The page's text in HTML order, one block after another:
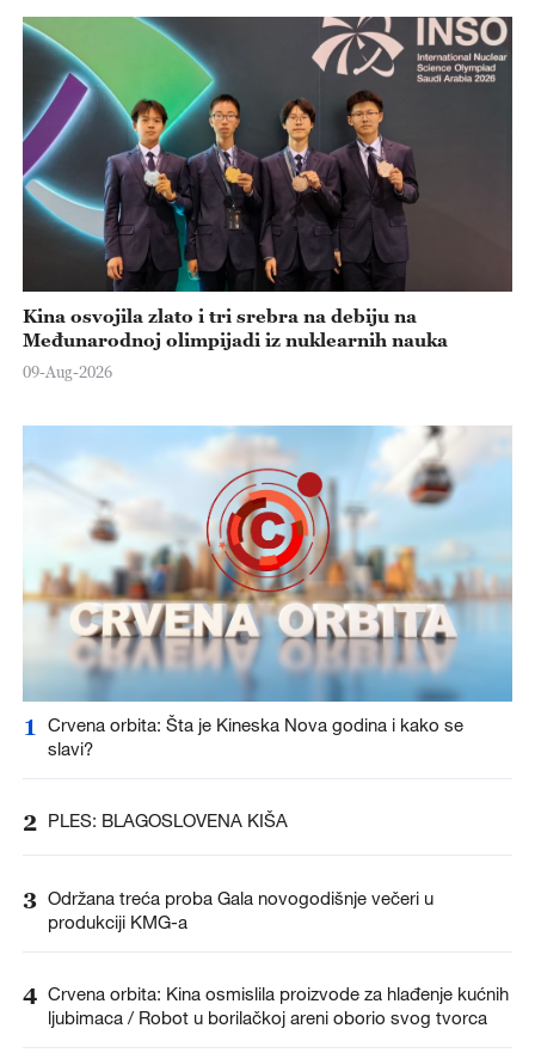
Kina osvojila zlato i tri srebra na debiju na
Međunarodnoj olimpijadi iz nuklearnih nauka
09-Aug-2026
1
Crvena orbita: Šta je Kineska Nova godina i kako se
slavi?
2 PLES: BLAGOSLOVENA KIŠA
3 Održana treća proba Gala novogodišnje večeri u
produkciji KMG-a
4 Crvena orbita: Kina osmislila proizvode za hlađenje kućnih
ljubimaca / Robot u borilačkoj areni oborio svog tvorca